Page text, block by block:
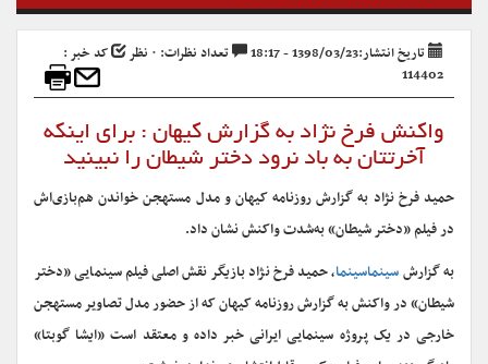
تاریخ انتشار:1398/03/23 - 18:17 تعداد نظرات: ۰ نظر
کد خبر :
114402
واکنش فرخ نژاد به گزارش کیهان : برای اینکه
آخرتتان به باد نرود دختر شیطان را نبینید
حمید فرخ نژاد به گزارش روزنامه کیهان و مدل مستهجن خواندن هم‌بازی‌اش
در فیلم «دختر شیطان» به‌شدت واکنش نشان داد.
به گزارشسینماسینما، حمید فرخ نژاد بازیگر نقش اصلی فیلم سینمایی «دختر
شیطان» در واکنش به گزارش روزنامه کیهان که از حضور مدل تصاویر مستهجن
خارجی در یک پروژه سینمایی ایرانی خبر داده و معتقد است «ایشا گوبتا»